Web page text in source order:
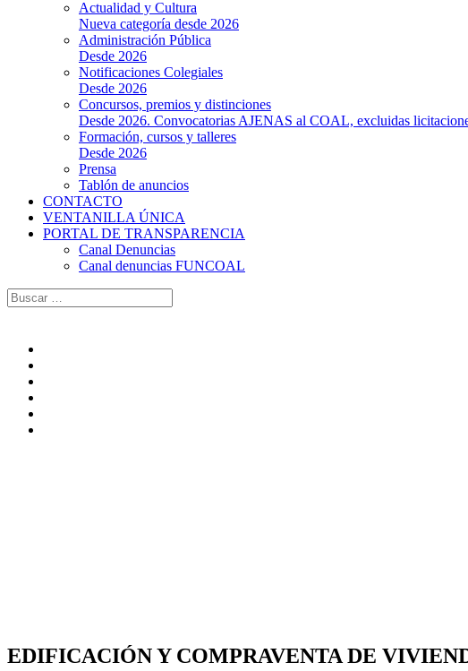
Actualidad y Cultura
Nueva categoría desde 2026
Administración Pública
Desde 2026
Notificaciones Colegiales
Desde 2026
Concursos, premios y distinciones
Desde 2026. Convocatorias AJENAS al COAL, excluidas
Formación, cursos y talleres
Desde 2026
Prensa
Tablón de anuncios
CONTACTO
VENTANILLA ÚNICA
PORTAL DE TRANSPARENCIA
Canal Denuncias
Canal denuncias FUNCOAL
Buscar:
EDIFICACIÓN Y COMPRAVENTA DE